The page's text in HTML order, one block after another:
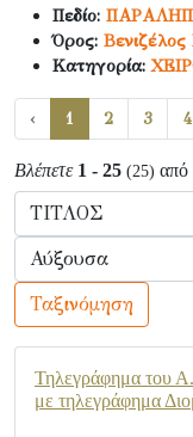
Πεδίο:
Όρος:
Κατηγορία:
‹ 1 2 3 4
Βλέπετε 1 - 25 (25) από
Ταξινόμηση
Τηλεγράφημα του
με τηλεγράφημα